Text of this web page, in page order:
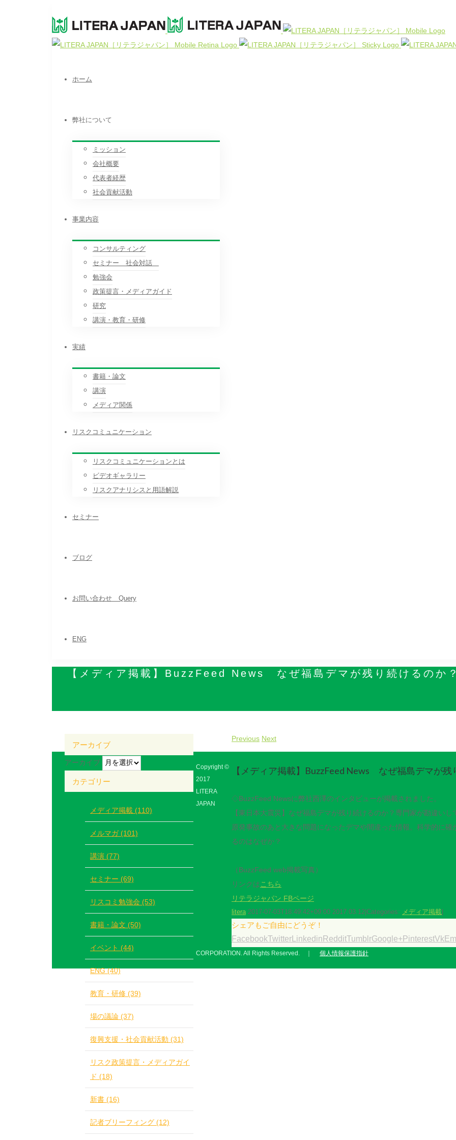
ホーム
弊社について
ミッション
会社概要
代表者経歴
社会貢献活動
事業内容
コンサルティング
セミナー 社会対話
勉強会
政策提言・メディアガイド
研究
講演・教育・研修
実績
書籍・論文
講演
メディア関係
リスクコミュニケーション
リスクコミュニケーションとは
ビデオギャラリー
リスクアナリシスと用語解説
セミナー
ブログ
お問い合わせ Query
ENG
【メディア掲載】BuzzFeed News なぜ福島デマが残り続けるのか
Previous Next
【メディア掲載】BuzzFeed News なぜ福島デマが残
◇BuzzFeed Newsに弊社西澤のインタビューが掲載されました。
【東日本大震災】なぜ福島デマが残り続けるのか？専門家が勘違いし
原発事故のあと大きな問題になったデマや間違った情報。科学的に
るのはなぜか？
（BuzzFeed web掲載写真）
リンクはこちら
リテラジャパン FBページ
litera 2017-07-03T18:49:42+09:00 2017.03.12 Categories: メディア掲載
シェアもご自由にどうぞ！
FacebookTwitter Linkedin RedditTumblrGoogle+PinterestVk
アーカイブ
アーカイブ
カテゴリー
メディア掲載 (110)
メルマガ (101)
講演 (77)
セミナー (69)
リスコミ勉強会 (53)
書籍・論文 (50)
イベント (44)
ENG (40)
教育・研修 (39)
場の議論 (37)
復興支援・社会貢献活動 (31)
リスク政策提言・メディアガイ
ド (18)
新書 (16)
記者ブリーフィング (12)
Copyright ©
2017
LITERA
JAPAN
CORPORATION. All Rights Reserved. ｜ 個人情報保護指針